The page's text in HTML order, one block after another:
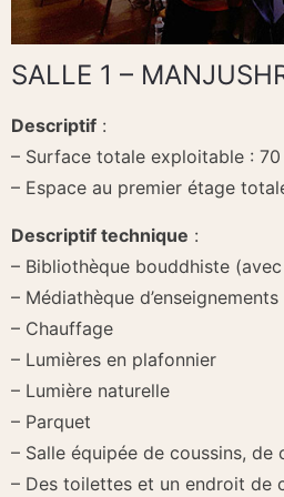
SALLE 1 –
Descriptif:
– Surface totale exploitable :
– Espace au premier étage
Descriptif technique :
– Bibliothèque bouddhiste
– Médiathèque
– Chauffage
– Lumières en plafonnier
– Lumière naturelle
– Parquet
– Salle équipée de coussins, de
– Des toilettes et un endroit de